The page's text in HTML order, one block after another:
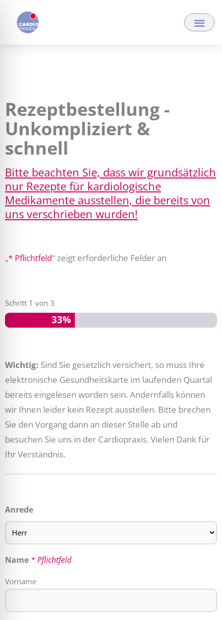
Inhalt
springen
Rezeptbestellung -
Unkompliziert &
schnell
Bitte beachten Sie, dass wir grundsätzlich
nur Rezepte für kardiologische
Medikamente ausstellen, die bereits von
uns verschrieben wurden!
„* Pflichtfeld“ zeigt erforderliche Felder an
Schritt 1 von 3
33%
Wichtig: Sind Sie gesetzlich versichert, so muss Ihre
elektronische Gesundheitskarte im laufenden Quartal
bereits eingelesen worden sein. Andernfalls können
wir Ihnen leider kein Rezept ausstellen. Bitte brechen
Sie den Vorgang dann an dieser Stelle ab und
besuchen Sie uns in der Cardiopraxis. Vielen Dank für
Ihr Verständnis.
Anrede
Name * Pflichtfeld
Vorname
Tag Monat